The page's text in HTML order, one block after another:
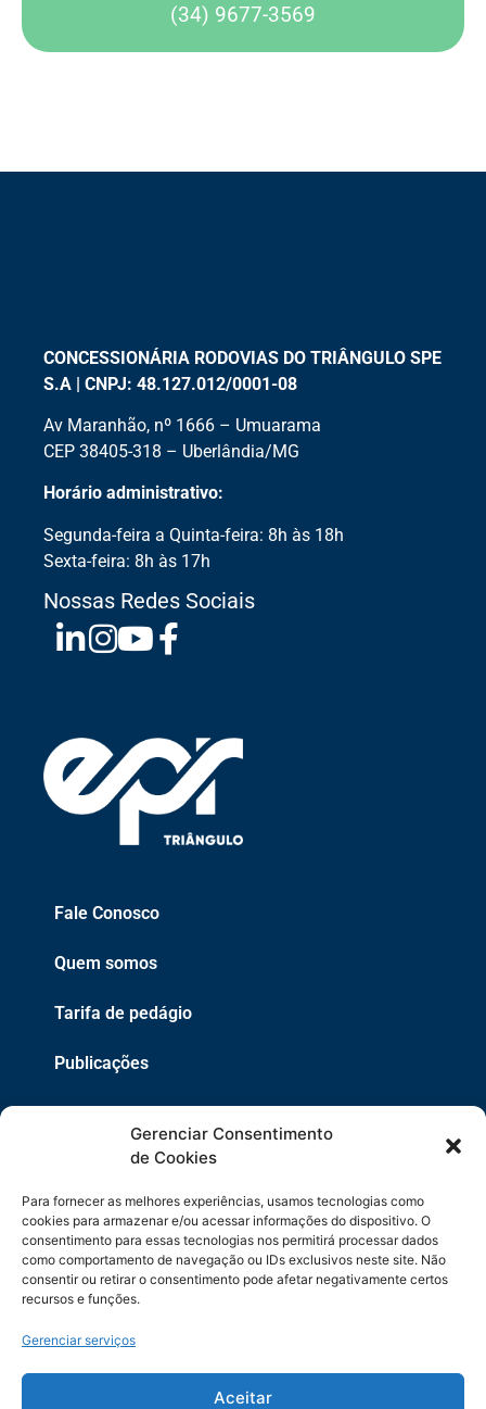
Gerenciar Consentimento
de Cookies
Para fornecer as melhores experiências, usamos tecnologias como
cookies para armazenar e/ou acessar informações do dispositivo. O
consentimento para essas tecnologias nos permitirá processar dados
como comportamento de navegação ou IDs exclusivos neste site. Não
consentir ou retirar o consentimento pode afetar negativamente certos
recursos e funções.
Gerenciar serviços
Aceitar
(34) 9677-3569
CONCESSIONÁRIA RODOVIAS DO TRIÂNGULO SPE
S.A | CNPJ: 48.127.012/0001-08
Av Maranhão, nº 1666 – Umuarama
CEP 38405-318 – Uberlândia/MG
Horário administrativo:
Segunda-feira a Quinta-feira: 8h às 18h
Sexta-feira: 8h às 17h
Nossas Redes Sociais
Fale Conosco
Quem somos
Tarifa de pedágio
Publicações
EPR
Copyright 2021 © 2026 Grupo EPR - Todos Os Direitos
Código de Defesa do Consumidor
Política de Cookies